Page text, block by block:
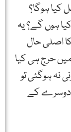
ہوگا؟
ہوں گے؟ یہ
اصلی حال
حرج ہی کیا
نہ ہوگئی تو
دوسرے کے